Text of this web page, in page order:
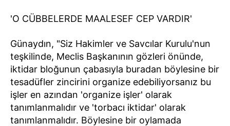
'O CÜBBELERDE MAALESEF CEP VARDIR'
Günaydın, "Siz Hakimler ve Savcılar Kurulu'nun
teşkilinde, Meclis Başkanının gözleri önünde,
iktidar bloğunun çabasıyla buradan böylesine bir
tesadüfler zincirini organize edebiliyorsanız bu
işler en azından 'organize işler' olarak
tanımlanmalıdır ve 'torbacı iktidar' olarak
tanımlanmalıdır. Böylesine bir oylamada